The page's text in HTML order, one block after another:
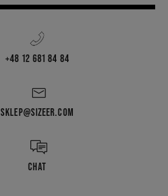
+48 12 681 84 84
SKLEP@SIZEER.COM
CHAT